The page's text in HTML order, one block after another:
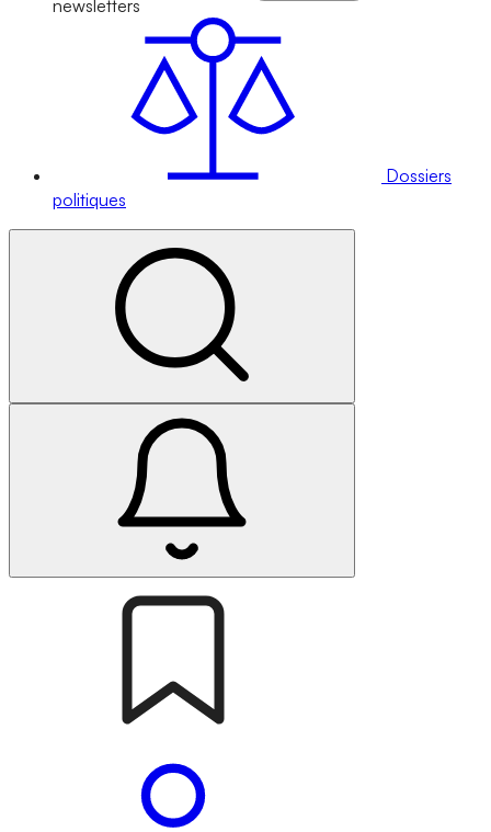
newsletters
Dossiers
politiques